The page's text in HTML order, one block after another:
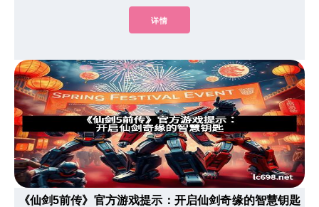
详情
《仙剑5前传》官方游戏提示：开启仙剑奇缘的智慧钥匙